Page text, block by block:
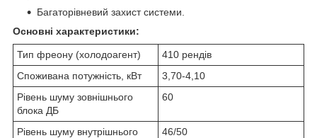
Багаторівневий захист системи.
Основні характеристики:
Тип фреону (холодоагент)
410 рендів
Споживана потужність, кВт
3,70-4,10
Рівень шуму зовнішнього
блока ДБ
60
Рівень шуму внутрішнього
46/50